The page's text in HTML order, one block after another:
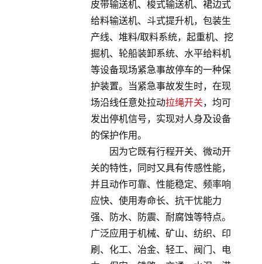
皮带输送机、梭式输送机、裙边式
给料输送机、斗式提升机，包装生
产线、堆料/取料系统，起重机、挖
掘机、轮船装卸系统、水平给料机
等设备现场紧急事故停车的一种保
护装置。当紧急事故发生时，在现
场沿线任意处拉动拉绳开关，均可
发出停机信号，实现对人身及设备
的保护作用。
因为它既有行程开关、微动开
关的特性，同时又具有传感性能，
并且动作可靠、性能稳定、频率响
应快、使用寿命长、抗干忧能力
强、防水、防震、耐腐蚀等特点。
广泛应用于机械、矿山、纺织、印
刷、化工、冶金、轻工、阀门、电